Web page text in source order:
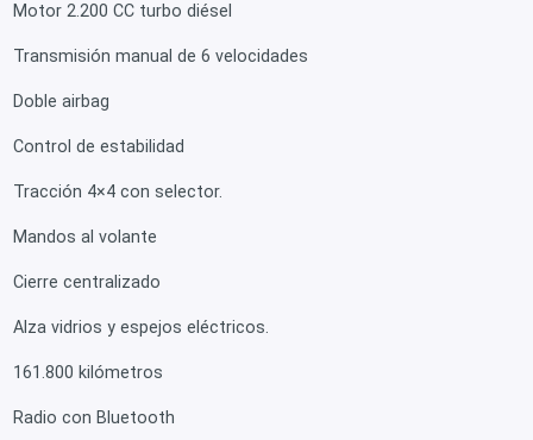
Motor 2.200 CC turbo diésel
Transmisión manual de 6 velocidades
Doble airbag
Control de estabilidad
Tracción 4×4 con selector.
Mandos al volante
Cierre centralizado
Alza vidrios y espejos eléctricos.
161.800 kilómetros
Radio con Bluetooth